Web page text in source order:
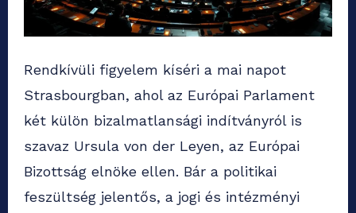
Rendkívüli figyelem kíséri a mai napot
Strasbourgban, ahol az Európai Parlament
két külön bizalmatlansági indítványról is
szavaz Ursula von der Leyen, az Európai
Bizottság elnöke ellen. Bár a politikai
feszültség jelentős, a jogi és intézményi